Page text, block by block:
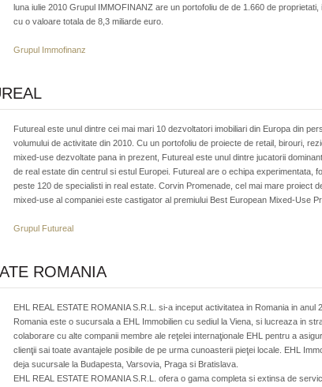
luna iulie 2010 Grupul IMMOFINANZ are un portofoliu de de 1.660 de proprietati,
cu o valoare totala de 8,3 miliarde euro.
Grupul Immofinanz
Futureal este unul dintre cei mai mari 10 dezvoltatori imobiliari din Europa din
volumului de activitate din 2010. Cu un portofoliu de proiecte de retail, birouri,
mixed-use dezvoltate pana in prezent, Futureal este unul dintre jucatorii
de real estate din centrul si estul Europei. Futureal are o echipa experimentata,
peste 120 de specialisti in real estate. Corvin Promenade, cel mai mare proiect
mixed-use al companiei este castigator al premiului Best European Mixed-Use
Grupul Futureal
ROMANIA
EHL REAL ESTATE ROMANIA S.R.L. si-a inceput activitatea in Romania in anul
Romania este o sucursala a EHL Immobilien cu sediul la Viena, si lucreaza in
colaborare cu alte companii membre ale reţelei internaţionale EHL pentru a
clienţii sai toate avantajele posibile de pe urma cunoasterii pieţei locale. EHL
deja sucursale la Budapesta, Varsovia, Praga si Bratislava.
EHL REAL ESTATE ROMANIA S.R.L. ofera o gama completa si extinsa de